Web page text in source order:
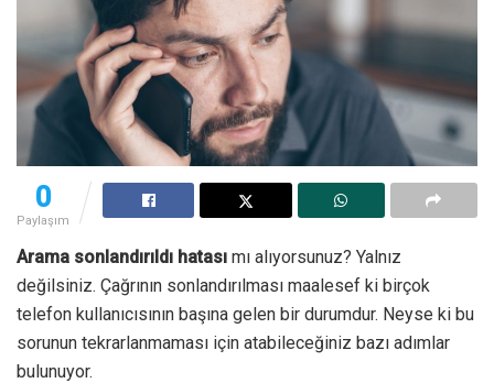
0
Paylaşım
Arama sonlandırıldı hatası mı alıyorsunuz? Yalnız
değilsiniz. Çağrının sonlandırılması maalesef ki birçok
telefon kullanıcısının başına gelen bir durumdur. Neyse ki bu
sorunun tekrarlanmaması için atabileceğiniz bazı adımlar
bulunuyor.